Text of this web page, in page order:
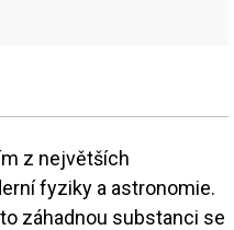
z největších
fyziky a astronomie.
záhadnou substanci se